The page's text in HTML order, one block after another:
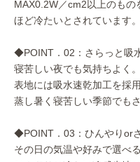
MAX0.2W／cm2以上のも
ほど冷たいとされています。
◆POINT．02：さらっと吸
寝苦しい夜でも気持ちよく。
表地には吸水速乾加工を採用
蒸し暑く寝苦しい季節でも
◆POINT．03：ひんやりor
その日の気温や好みで選べる